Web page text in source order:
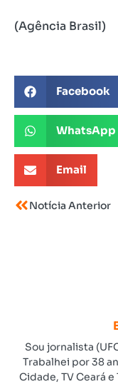
(Agência Brasil)
Facebook
WhatsApp
Email
Notícia Anterior
Sou jornalista
Trabalhei por 38
Cidade, TV Ceará